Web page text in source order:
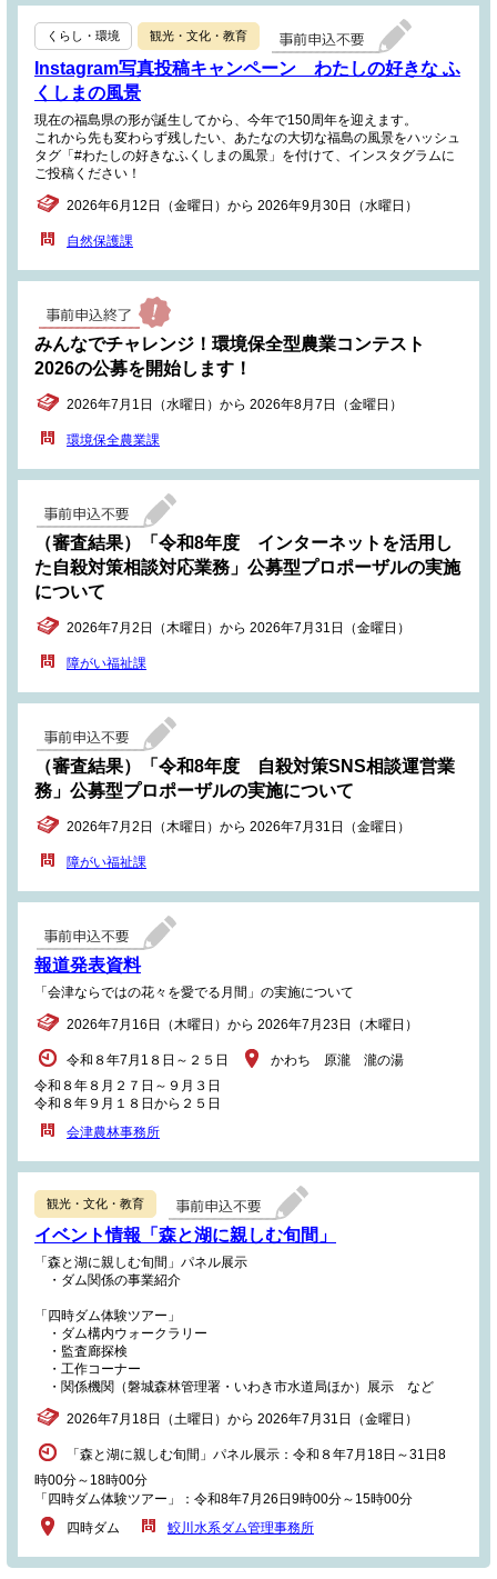
くらし・環境 観光・文化・教育
Instagram写真投稿キャンペーン わたしの好きな ふ
くしまの風景
現在の福島県の形が誕生してから、今年で150周年を迎えます。
これから先も変わらず残したい、あたなの大切な福島の風景をハッシュ
タグ「#わたしの好きなふくしまの風景」を付けて、インスタグラムに
ご投稿ください！
2026年6月12日（金曜日）から 2026年9月30日（水曜日）
自然保護課
みんなでチャレンジ！環境保全型農業コンテスト
2026の公募を開始します！
2026年7月1日（水曜日）から 2026年8月7日（金曜日）
環境保全農業課
（審査結果）「令和8年度 インターネットを活用し
た自殺対策相談対応業務」公募型プロポーザルの実施
について
2026年7月2日（木曜日）から 2026年7月31日（金曜日）
障がい福祉課
（審査結果）「令和8年度 自殺対策SNS相談運営業
務」公募型プロポーザルの実施について
2026年7月2日（木曜日）から 2026年7月31日（金曜日）
障がい福祉課
報道発表資料
「会津ならではの花々を愛でる月間」の実施について
2026年7月16日（木曜日）から 2026年7月23日（木曜日）
令和８年7月1８日～２５日
令和８年８月２７日～９月３日
令和８年９月１８日から２５日
かわち 原瀧 瀧の湯
会津農林事務所
観光・文化・教育
イベント情報「森と湖に親しむ旬間」
「森と湖に親しむ旬間」パネル展示
・ダム関係の事業紹介
「四時ダム体験ツアー」
・ダム構内ウォークラリー
・監査廊探検
・工作コーナー
・関係機関（磐城森林管理署・いわき市水道局ほか）展示 など
2026年7月18日（土曜日）から 2026年7月31日（金曜日）
「森と湖に親しむ旬間」パネル展示：令和８年7月18日～31日8
時00分～18時00分
「四時ダム体験ツアー」：令和8年7月26日9時00分～15時00分
四時ダム
鮫川水系ダム管理事務所